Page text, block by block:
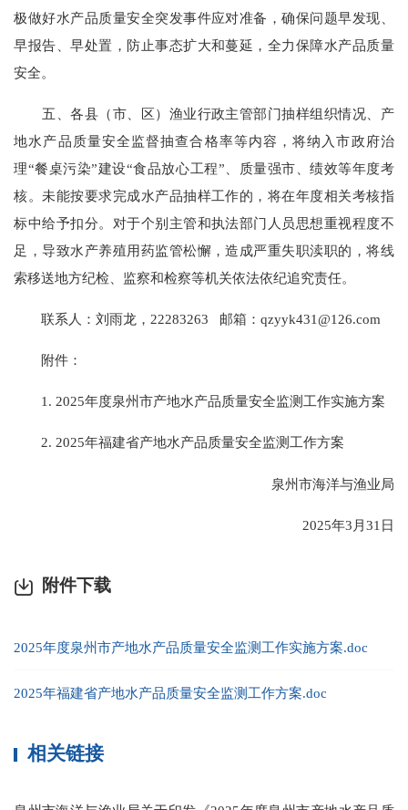
极做好水产品质量安全突发事件应对准备，确保问题早发现、
早报告、早处置，防止事态扩大和蔓延，全力保障水产品质量
安全。
五、各县（市、区）渔业行政主管部门抽样组织情况、产
地水产品质量安全监督抽查合格率等内容，将纳入市政府治
理“餐桌污染”建设“食品放心工程”、质量强市、绩效等年度考
核。未能按要求完成水产品抽样工作的，将在年度相关考核指
标中给予扣分。对于个别主管和执法部门人员思想重视程度不
足，导致水产养殖用药监管松懈，造成严重失职渎职的，将线
索移送地方纪检、监察和检察等机关依法依纪追究责任。
联系人：刘雨龙，22283263 邮箱：qzyyk431@126.com
附件：
1. 2025年度泉州市产地水产品质量安全监测工作实施方案
2. 2025年福建省产地水产品质量安全监测工作方案
泉州市海洋与渔业局
2025年3月31日
附件下载
2025年度泉州市产地水产品质量安全监测工作实施方案.doc
2025年福建省产地水产品质量安全监测工作方案.doc
相关链接